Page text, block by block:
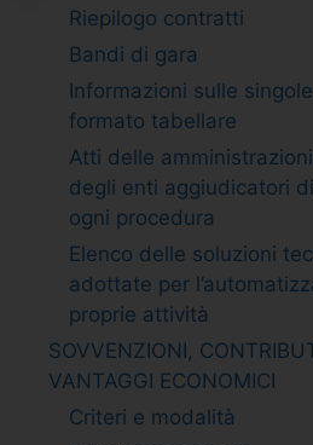
Riepilogo contratti
Bandi di gara
Informazioni sulle
formato tabellare
Atti delle
degli enti aggiudicatori
ogni procedura
Elenco delle soluzioni
adottate per
proprie attività
SOVVENZIONI,
VANTAGGI ECONOMICI
Criteri e modalità